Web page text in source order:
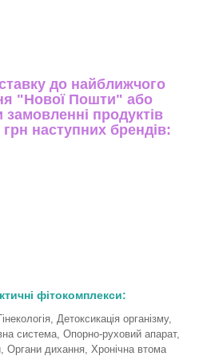
до найближчого
"Нової Пошти" або
продуктів
наступних брендів:
фітокомплекси:
Детоксикація організму,
система, Опорно-руховий апарат,
Органи дихання, Хронічна втома